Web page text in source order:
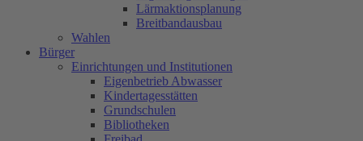
Lärmaktionsplanung
Breitbandausbau
Wahlen
Bürger
Einrichtungen und Institutionen
Eigenbetrieb Abwasser
Kindertagesstätten
Grundschulen
Bibliotheken